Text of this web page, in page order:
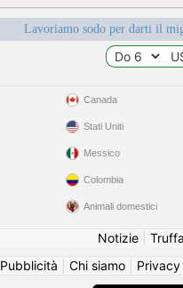
Lavoriamo sodo per darti il
Canada
Stati Uniti
Messico
Colombia
Animali domestici
Notizie|
Pubblicità Chi siamo Privacy